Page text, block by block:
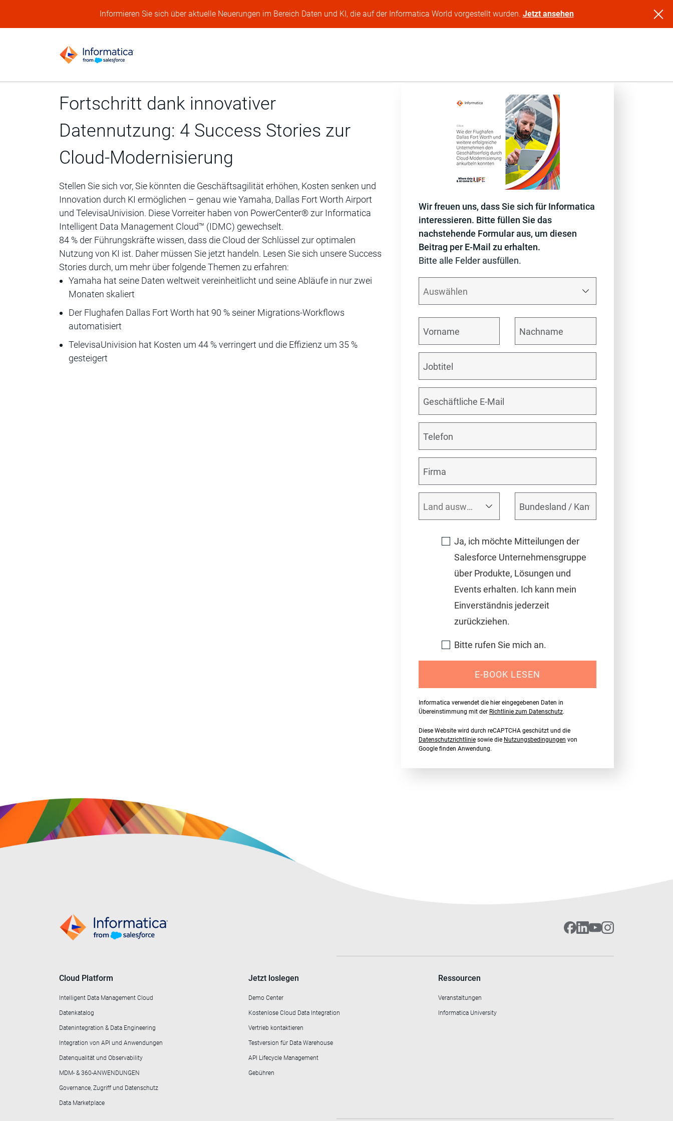
Informieren Sie sich über aktuelle Neuerungen im Bereich Daten und KI, die auf der Informatica World vorgestellt wurden. Jetzt ansehen
Fortschritt dank innovativer
Datennutzung: 4 Success Stories zur
Cloud-Modernisierung
Stellen Sie sich vor, Sie könnten die Geschäftsagilität erhöhen, Kosten senken und
Innovation durch KI ermöglichen – genau wie Yamaha, Dallas Fort Worth Airport
und TelevisaUnivision. Diese Vorreiter haben von PowerCenter® zur Informatica
Intelligent Data Management Cloud™ (IDMC) gewechselt.
84 % der Führungskräfte wissen, dass die Cloud der Schlüssel zur optimalen
Nutzung von KI ist. Daher müssen Sie jetzt handeln. Lesen Sie sich unsere Success
Stories durch, um mehr über folgende Themen zu erfahren:
Yamaha hat seine Daten weltweit vereinheitlicht und seine Abläufe in nur zwei
Monaten skaliert
Der Flughafen Dallas Fort Worth hat 90 % seiner Migrations-Workflows
automatisiert
TelevisaUnivision hat Kosten um 44 % verringert und die Effizienz um 35 %
gesteigert
Wir freuen uns, dass Sie sich für Informatica
interessieren. Bitte füllen Sie das
nachstehende Formular aus, um diesen
Beitrag per E-Mail zu erhalten.
Bitte alle Felder ausfüllen.
Ja, ich möchte Mitteilungen der
Salesforce Unternehmensgruppe
über Produkte, Lösungen und
Events erhalten. Ich kann mein
Einverständnis jederzeit
zurückziehen.
Bitte rufen Sie mich an.
E-BOOK LESEN
Informatica verwendet die hier eingegebenen Daten in
Übereinstimmung mit der Richtlinie zum Datenschutz.
Diese Website wird durch reCAPTCHA geschützt und die
Datenschutzrichtliniesowie die Nutzungsbedingungen von
Google finden Anwendung.
Cloud Platform
Intelligent Data Management Cloud
Datenkatalog
Datenintegration & Data Engineering
Integration von API und Anwendungen
Datenqualität und Observability
MDM- & 360-ANWENDUNGEN
Governance, Zugriff und Datenschutz
Data Marketplace
Jetzt loslegen
Demo Center
Kostenlose Cloud Data Integration
Vertrieb kontaktieren
Testversion für Data Warehouse
API Lifecycle Management
Gebühren
Ressourcen
Veranstaltungen
Informatica University